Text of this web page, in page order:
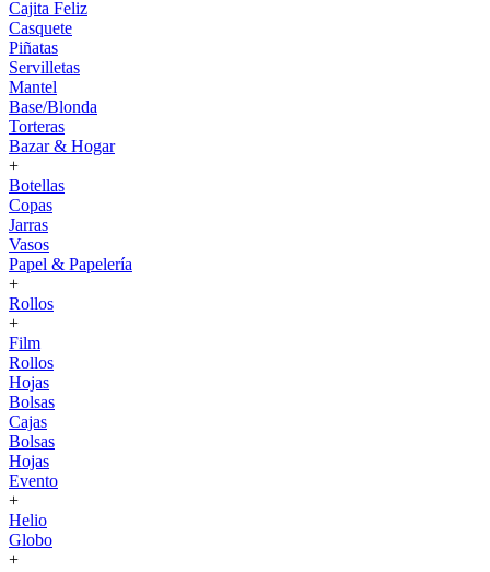
Cajita Feliz
Casquete
Piñatas
Servilletas
Mantel
Base/Blonda
Torteras
Bazar & Hogar
+
Botellas
Copas
Jarras
Vasos
Papel & Papelería
+
Rollos
+
Film
Rollos
Hojas
Bolsas
Cajas
Bolsas
Hojas
Evento
+
Helio
Globo
+